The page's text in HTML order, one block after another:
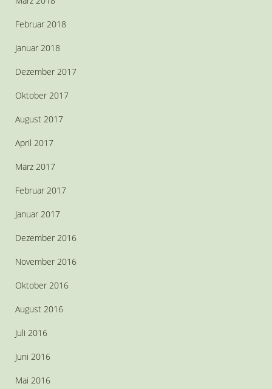
Februar 2018
Januar 2018
Dezember 2017
Oktober 2017
August 2017
April 2017
März 2017
Februar 2017
Januar 2017
Dezember 2016
November 2016
Oktober 2016
August 2016
Juli 2016
Juni 2016
Mai 2016